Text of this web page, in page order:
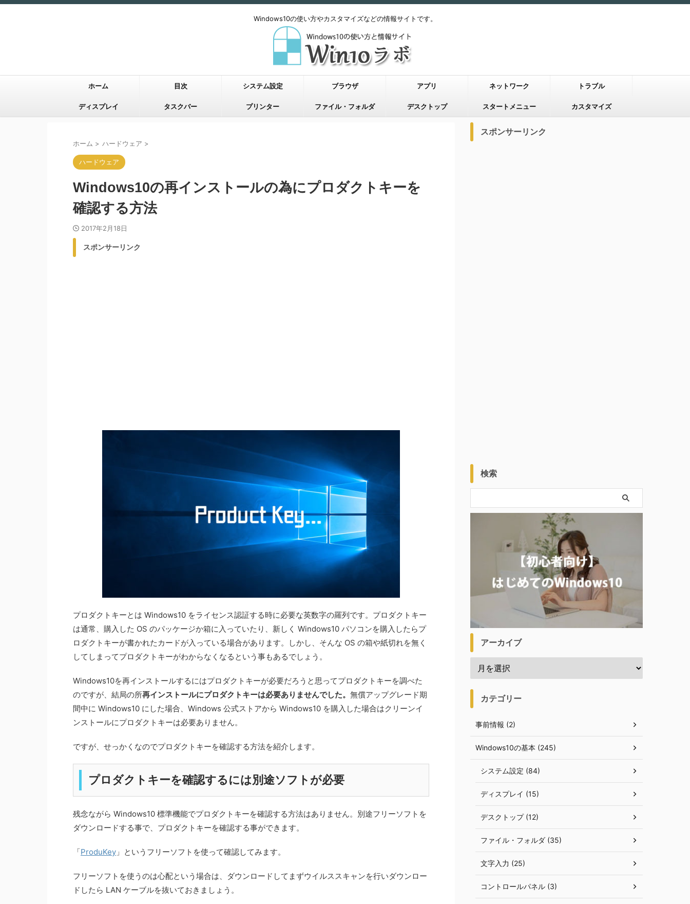
Windows10の使い方やカスタマイズなどの情報サイトです。
ホーム 目次 システム設定 ブラウザ アプリ ネットワーク トラブル
ディスプレイ タスクバー プリンター ファイル・フォルダ デスクトップ スタートメニュー カスタマイズ
ホーム > ハードウェア >
ハードウェア
Windows10の再インストールの為にプロダクトキーを
確認する方法
2017年2月18日
スポンサーリンク
プロダクトキーとは Windows10 をライセンス認証する時に必要な英数字の羅列です。プロダクトキー
は通常、購入した OS のパッケージか箱に入っていたり、新しく Windows10 パソコンを購入したらプ
ロダクトキーが書かれたカードが入っている場合があります。しかし、そんな OS の箱や紙切れを無く
してしまってプロダクトキーがわからなくなるという事もあるでしょう。
Windows10を再インストールするにはプロダクトキーが必要だろうと思ってプロダクトキーを調べた
のですが、結局の所再インストールにプロダクトキーは必要ありませんでした。 無償アップグレード期
間中に Windows10 にした場合、Windows 公式ストアから Windows10 を購入した場合はクリーンイ
ンストールにプロダクトキーは必要ありません。
ですが、せっかくなのでプロダクトキーを確認する方法を紹介します。
プロダクトキーを確認するには別途ソフトが必要
残念ながら Windows10 標準機能でプロダクトキーを確認する方法はありません。別途フリーソフトを
ダウンロードする事で、プロダクトキーを確認する事ができます。
「ProduKey 」というフリーソフトを使って確認してみます。
フリーソフトを使うのは心配という場合は、ダウンロードしてまずウイルススキャンを行いダウンロー
ドしたら LAN ケーブルを抜いておきましょう。
スポンサーリンク
検索
アーカイブ
カテゴリー
事前情報 (2)
Windows10の基本 (245)
システム設定 (84)
ディスプレイ (15)
デスクトップ (12)
ファイル・フォルダ (35)
文字入力 (25)
コントロールパネル (3)